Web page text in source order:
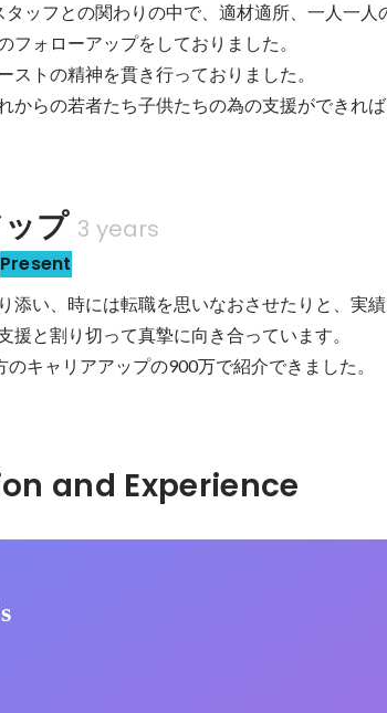
ッフとの関わりの中で、適材適所、一人一人
フォローアップをしておりました。
トの精神を貫き行っておりました。
からの若者たち子供たちの為の支援ができれ
プ 3 years
Present
添い、時には転職を思いなおさせたりと、実
援と割り切って真摯に向き合っています。
キャリアアップの900万で紹介できました。